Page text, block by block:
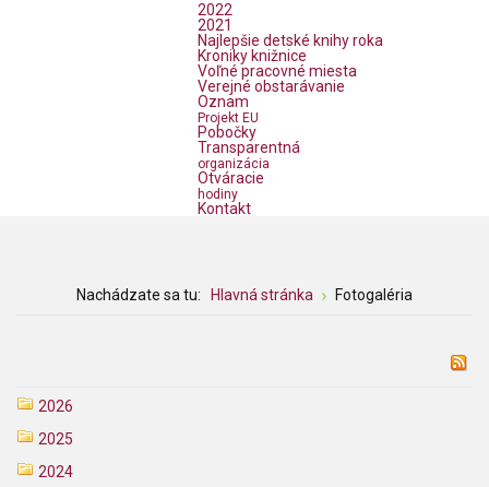
2022
2021
Najlepšie detské knihy roka
Kroniky knižnice
Voľné pracovné miesta
Verejné obstarávanie
Oznam
Projekt EU
Pobočky
Transparentná
organizácia
Otváracie
hodiny
Kontakt
Nachádzate sa tu: Hlavná stránka Fotogaléria
2026
2025
2024